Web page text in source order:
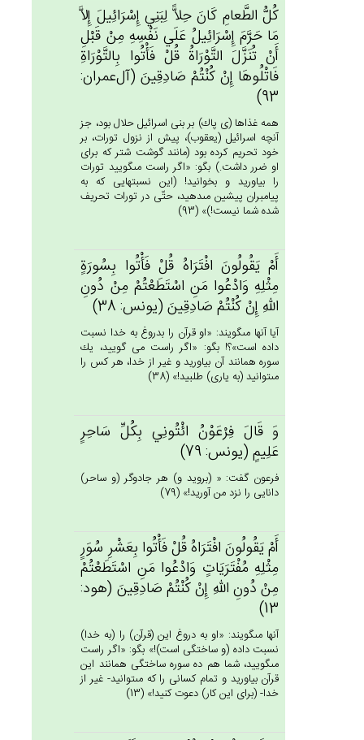
كُل‌ُّ الطَّعام‌ِ كَان‌َ حِلاًّ لِبَنِي‌ إِسْرَائِيل‌َ إِلاَّ
مَا حَرَّم‌َ إِسْرَائِيل‌ُ عَلَي‌ نَفْسِه‌ِ مِنْ‌ قَبْل‌ِ
أَنْ‌ تُنَزَّل‌َ التَّوْرَاة‌ُ قُل‌ْ فَأْتُوا بِالتَّوْرَاة‌ِ
فَاتْلُوهَا إِنْ‌ كُنْتُم‌ْ صَادِقِين‌َ (آل‌عمران:
93)
همه غذاها (ى پاك) بر بنى اسرائيل حلال بود، جز
آنچه اسرائيل (يعقوب)، پيش از نزول تورات، بر
خود تحريم كرده بود (مانند گوشت شتر كه براى
او ضرر داشت.) بگو: «اگر راست مى‏گوييد تورات
را بياوريد و بخوانيد! (اين نسبتهايى كه به
پيامبران پيشين مى‏دهيد، حتّى در تورات تحريف
شده شما نيست!)» (93)
أَم‌ْ يَقُولُون‌َ افْتَرَاه‌ُ قُل‌ْ فَأْتُوا بِسُورَة‌ٍ
مِثْلِه‌ِ وَادْعُوا مَن‌ِ اسْتَطَعْتُمْ‌ مِنْ‌ دُون‌ِ
الله‌ِ إِنْ‌ كُنْتُم‌ْ صَادِقِين‌َ (يونس: 38)
آيا آنها مى‏گويند: «او قرآن را بدروغ به خدا نسبت
داده است»؟! بگو: «اگر راست مى گوييد، يك
سوره همانند آن بياوريد و غير از خدا، هر كس را
مى‏توانيد (به يارى) طلبيد!» (38)
وَ قَال‌َ فِرْعَوْن‌ُ ائْتُونِي‌ بِكُل‌ِّ سَاحِرٍ
عَلِيم‌ٍ (يونس: 79)
فرعون گفت: « (برويد و) هر جادوگر (و ساحر)
دانايى را نزد من آوريد!» (79)
أَم‌ْ يَقُولُون‌َ افْتَرَاه‌ُ قُل‌ْ فَأْتُوا بِعَشْرِ سُوَرٍ
مِثْلِه‌ِ مُفْتَرَيَات‌ٍ وَادْعُوا مَن‌ِ اسْتَطَعْتُمْ‌
مِنْ‌ دُون‌ِ الله‌ِ إِنْ‌ كُنْتُم‌ْ صَادِقِين‌َ (هود:
13)
آنها مى‏گويند: «او به دروغ اين (قرآن) را (به خدا)
نسبت داده (و ساختگى است)!» بگو: «اگر راست
مى‏گوييد، شما هم ده سوره ساختگى همانند اين
قرآن بياوريد و تمام كسانى را كه مى‏توانيد- غير از
خدا- (براى اين كار) دعوت كنيد!» (13)